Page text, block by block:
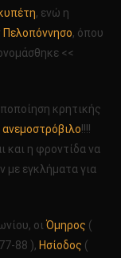
, ενώ η
Πελοπόννησο, όπου
<<
κρητικής
ανεμοστρόβιλο!!!!
και η φροντίδα να
με εγκλήματα για
οι Όμηρος (
88 ), Ησίοδος (